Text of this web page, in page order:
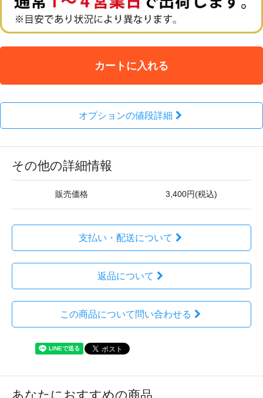
カートに入れる
オプションの値段詳細
その他の詳細情報
販売価格 3,400円(税込)
支払い・配送について
返品について
この商品について問い合わせる
あなたにおすすめの商品